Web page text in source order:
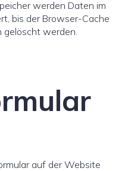
werden Daten im
bis der Browser-Cache
gelöscht werden.
auf der Website